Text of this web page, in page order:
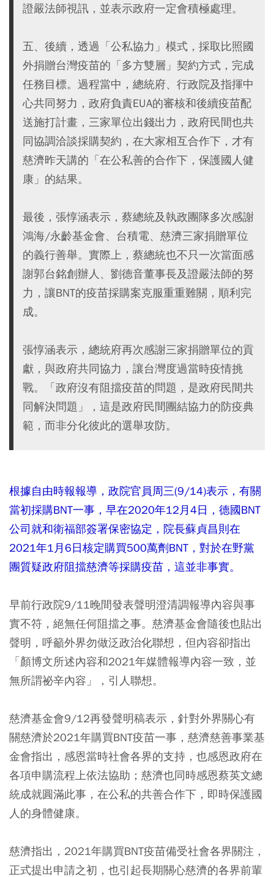
證嚴法師視訊，並表示政府一定會積極處理。
五、後續，透過「公私協力」模式，採取比照國
外捐贈台灣疫苗的「多方雙層」契約方式，完成
任務目標。過程當中，總統府、行政院及指揮中
心共同努力，政府負責EUA的審核和後續疫苗配
送施打計畫，三家單位出錢出力，政府民間也共
同協調洽談採購契約，在大家相互合作下，才有
慈濟昨天講的「在公私善的合作下，保護國人健
康」的結果。
最後，張惇涵表示，蔡總統及執政團隊多次感謝
鴻海/永齡基金會、台積電、慈濟三家捐贈單位
的義行善舉。實際上，蔡總統也不只一次當面感
謝郭台銘創辦人、劉德音董事長及證嚴法師的努
力，讓BNT的疫苗採購案克服重重難關，順利完
成。
張惇涵表示，總統府再次感謝三家捐贈單位的貢
獻，與政府共同協力，讓台灣度過當時疫情挑
戰。「政府沒有阻擋疫苗的問題，是政府民間共
同解決問題」，這是政府民間團結協力的防疫典
範，而非分化彼此的選舉攻防。
根據自由時報報導，政院官員周三(9/14)表示，有關
當初採購BNT一事，早在2020年12月4日，德國BNT
公司就和衛福部簽署保密協定，院長蘇貞昌則在
2021年1月6日核定購買500萬劑BNT，對於在野黨
團質疑政府阻擋慈濟等採購疫苗，這並非事實。
早前行政院9/11晚間發表聲明澄清調報導內容與事
實不符，絕無任何阻擋之事。慈濟基金會隨後也貼出
聲明，呼籲外界勿做泛政治化聯想，但內容卻指出
「顏博文所述內容和2021年媒體報導內容一致，並
無所謂祕辛內容」，引人聯想。
慈濟基金會9/12再發聲明稿表示，針對外界關心有
關慈濟於2021年購買BNT疫苗一事，慈濟慈善事業基
金會指出，感恩當時社會各界的支持，也感恩政府在
各項申購流程上依法協助；慈濟也同時感恩蔡英文總
統成就圓滿此事，在公私的共善合作下，即時保護國
人的身體健康。
慈濟指出，2021年購買BNT疫苗備受社會各界關注，
正式提出申請之初，也引起長期關心慈濟的各界前輩